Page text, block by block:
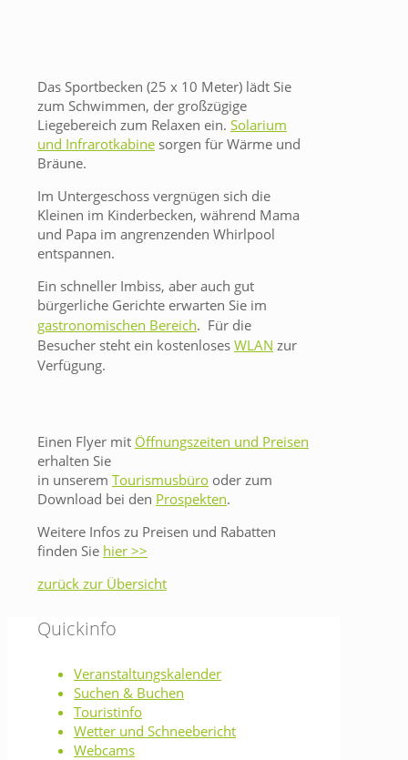
Das Sportbecken (25 x 10 Meter) lädt Sie
zum Schwimmen, der großzügige
Liegebereich zum Relaxen ein. Solarium
und Infrarotkabine sorgen für Wärme und
Bräune.
Im Untergeschoss vergnügen sich die
Kleinen im Kinderbecken, während Mama
und Papa im angrenzenden Whirlpool
entspannen.
Ein schneller Imbiss, aber auch gut
bürgerliche Gerichte erwarten Sie im
gastronomischen Bereich. Für die
Besucher steht ein kostenloses WLAN zur
Verfügung.
Einen Flyer mit Öffnungszeiten und Preisen
erhalten Sie
in unserem Tourismusbüro oder zum
Download bei den Prospekten.
Weitere Infos zu Preisen und Rabatten
finden Sie hier >>
zurück zur Übersicht
Quickinfo
Veranstaltungskalender
Suchen & Buchen
Touristinfo
Wetter und Schneebericht
Webcams